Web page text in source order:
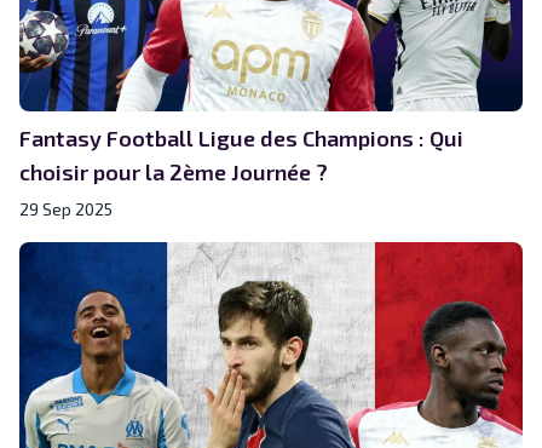
Fantasy Football Ligue des Champions : Qui
choisir pour la 2ème Journée ?
29 Sep 2025